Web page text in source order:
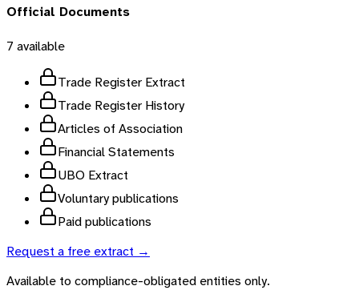
Official Documents
7 available
Trade Register Extract
Trade Register History
Articles of Association
Financial Statements
UBO Extract
Voluntary publications
Paid publications
Request a free extract →
Available to compliance-obligated entities only.